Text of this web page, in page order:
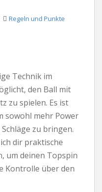
Regeln und Punkte
Technik im
den Ball mit
zu spielen. Es ist
sowohl mehr Power
zu bringen.
dir praktische
um deinen Topspin
Kontrolle über den